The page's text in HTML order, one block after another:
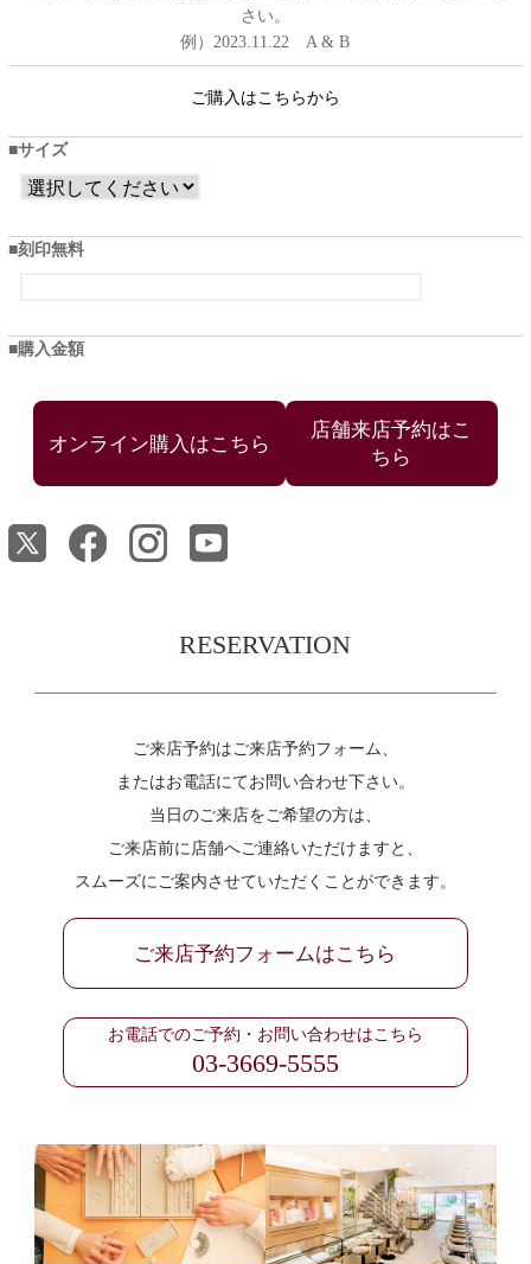
さい。
例）2023.11.22 A & B
ご購入はこちらから
サイズ
刻印無料
購入金額
店舗来店予約はこ
ちら
RESERVATION
ご来店予約はご来店予約フォーム、
またはお電話にてお問い合わせ下さい。
当日のご来店をご希望の方は、
ご来店前に店舗へご連絡いただけますと、
スムーズにご案内させていただくことができます。
ご来店予約フォームはこちら
お電話でのご予約・お問い合わせはこちら
03-3669-5555